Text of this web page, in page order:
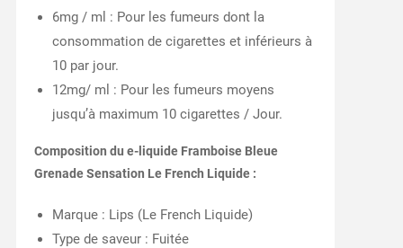
6mg / ml : Pour les fumeurs dont la
consommation de cigarettes et inférieurs à
10 par jour.
12mg/ ml : Pour les fumeurs moyens
jusqu’à maximum 10 cigarettes / Jour.
Composition du e-liquide Framboise Bleue
Grenade Sensation Le French Liquide :
Marque : Lips (Le French Liquide)
Type de saveur : Fuitée